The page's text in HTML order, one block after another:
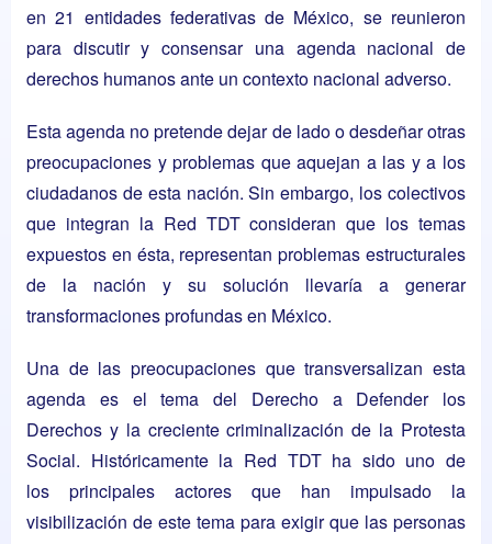
en 21 entidades federativas de México, se reunieron
para discutir y consensar una agenda nacional de
derechos humanos ante un contexto nacional adverso.
Esta agenda no pretende dejar de lado o desdeñar otras
preocupaciones y problemas que aquejan a las y a los
ciudadanos de esta nación. Sin embargo, los colectivos
que integran la Red TDT consideran que los temas
expuestos en ésta, representan problemas estructurales
de la nación y su solución llevaría a generar
transformaciones profundas en México.
Una de las preocupaciones que transversalizan esta
agenda es el tema del Derecho a Defender los
Derechos y la creciente criminalización de la Protesta
Social. Históricamente la Red TDT ha sido uno de
los principales actores que han impulsado la
visibilización de este tema para exigir que las personas